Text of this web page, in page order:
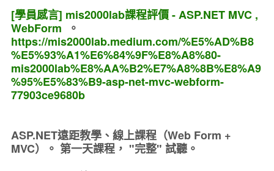
[學員感言] mis2000lab課程評價 - ASP.NET MVC ,
WebForm 。
https://mis2000lab.medium.com/%E5%AD%B8
%E5%93%A1%E6%84%9F%E8%A8%80-
mis2000lab%E8%AA%B2%E7%A8%8B%E8%A9
%95%E5%83%B9-asp-net-mvc-webform-
77903ce9680b
ASP.NET遠距教學、線上課程（Web Form +
MVC）。 第一天課程， "完整" 試聽。